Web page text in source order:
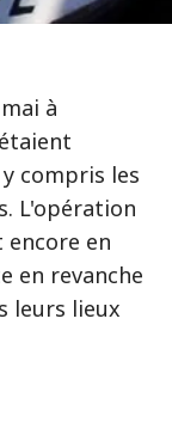
à
compris les
L'opération
en
en revanche
leurs lieux